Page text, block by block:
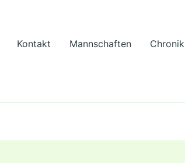
Kontakt Mannschaften Chronik